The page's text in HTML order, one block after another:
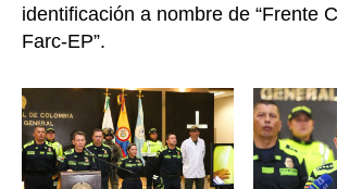
identificación a nombre de “Frente
Farc-EP”.